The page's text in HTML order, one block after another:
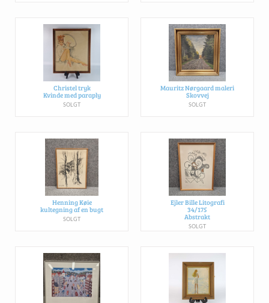
Christel tryk
Kvinde med paraply
SOLGT
Mauritz Nørgaard maleri
Skovvej
SOLGT
Henning Køie
kultegning af en bugt
SOLGT
Ejler Bille Litografi
34/175
Abstrakt
SOLGT